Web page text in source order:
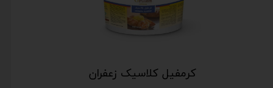
کرمفیل کلاسیک زعفران